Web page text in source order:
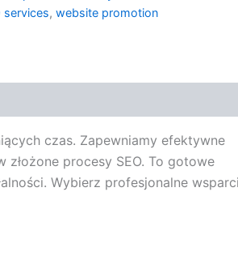
services, website promotion
czas. Zapewniamy efektywne
procesy SEO. To gotowe
Wybierz profesjonalne